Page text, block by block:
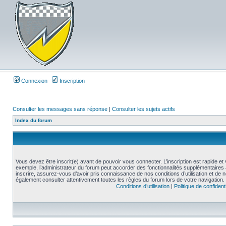
Connexion Inscription
Consulter les messages sans réponse | Consulter les sujets actifs
Index du forum
Vous devez être inscrit(e) avant de pouvoir vous connecter. L’inscription est rapide
exemple, l’administrateur du forum peut accorder des fonctionnalités
inscrire, assurez-vous d’avoir pris connaissance de nos conditions d’utilisation et de
également consulter attentivement toutes les règles du forum lors de votre navigation.
Conditions d’utilisation| Politique de